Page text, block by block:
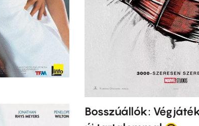
Bosszúállók: